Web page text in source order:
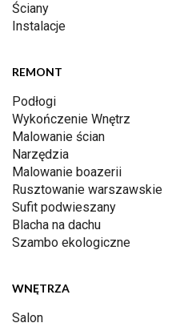
Ściany
Instalacje
REMONT
Podłogi
Wykończenie Wnętrz
Malowanie ścian
Narzędzia
Malowanie boazerii
Rusztowanie warszawskie
Sufit podwieszany
Blacha na dachu
Szambo ekologiczne
WNĘTRZA
Salon